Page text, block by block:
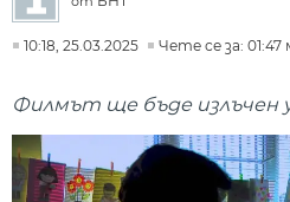
10:18, 25.03.2025 Чете се за: 01:47
Филмът ще бъде излъчен